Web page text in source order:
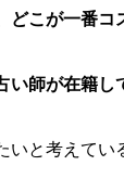
どこが一番コ
い師が在籍し
と考えて